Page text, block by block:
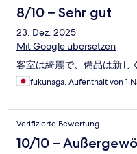
8/10 – Sehr gut
23. Dez. 2025
Mit Google übersetzen
客室は綺麗で、備品は新
fukunaga, Aufenthalt von 1
Verifizierte Bewertung
10/10 –